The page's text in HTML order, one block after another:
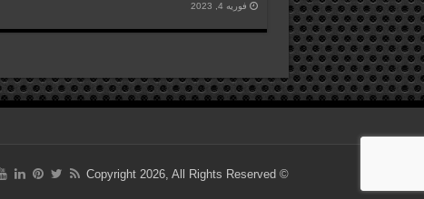
فوریه 4, 2023
© Copyright 2026, All Rights Reserved